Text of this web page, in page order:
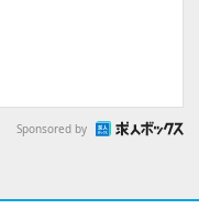
Sponsored by